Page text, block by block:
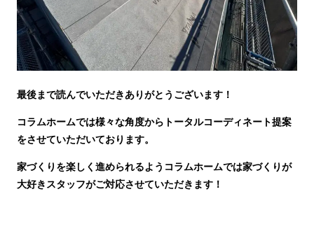
最後まで読んでいただきありがとうございます！
コラムホームでは様々な角度からトータルコーディネート提案
をさせていただいております。
家づくりを楽しく進められるようコラムホームでは家づくりが
大好きスタッフがご対応させていただきます！